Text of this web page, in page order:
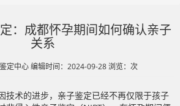
：成都怀孕期间如何确认亲子
关系
定中心 编辑时间：2024-09-28 浏览： 次
术的进步，亲子鉴定已经不再仅限于孩子